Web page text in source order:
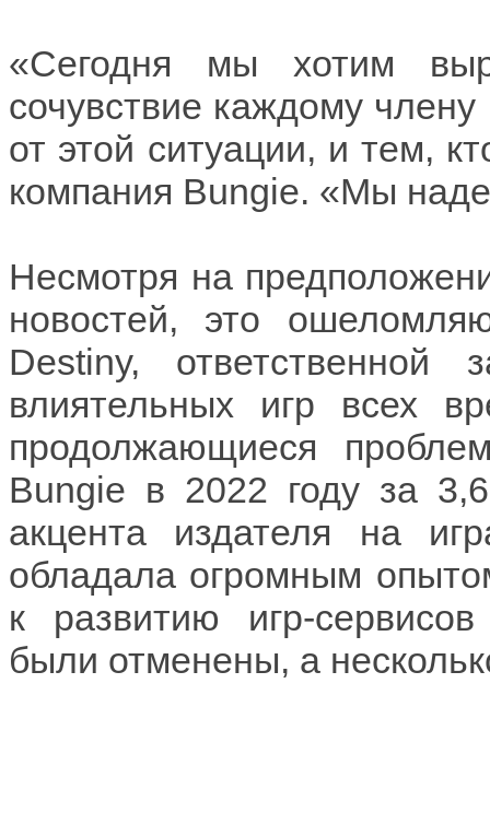
«Сегодня мы хотим
сочувствие каждому
от этой ситуации, и тем,
компания Bungie. «Мы
Несмотря на
новостей, это
Destiny,
влиятельных игр всех
продолжающиеся
Bungie в 2022 году за
акцента издателя на
обладала огромным
к развитию игр-
были отменены, а